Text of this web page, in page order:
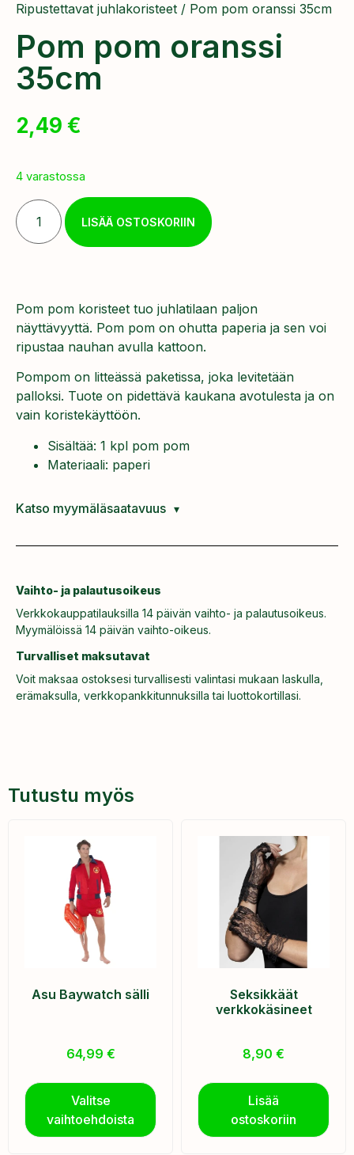
Ripustettavat juhlakoristeet / Pom pom oranssi 35cm
Pom pom oranssi
35cm
2,49 €
4 varastossa
LISÄÄ OSTOSKORIIN
Pom pom koristeet tuo juhlatilaan paljon
näyttävyyttä. Pom pom on ohutta paperia ja sen voi
ripustaa nauhan avulla kattoon.
Pompom on litteässä paketissa, joka levitetään
palloksi. Tuote on pidettävä kaukana avotulesta ja on
vain koristekäyttöön.
Sisältää: 1 kpl pom pom
Materiaali: paperi
Katso myymäläsaatavuus
Vaihto- ja palautusoikeus
Verkkokauppatilauksilla 14 päivän vaihto- ja palautusoikeus.
Myymälöissä 14 päivän vaihto-oikeus.
Turvalliset maksutavat
Voit maksaa ostoksesi turvallisesti valintasi mukaan laskulla,
erämaksulla, verkkopankkitunnuksilla tai luottokortillasi.
Tutustu myös
Asu Baywatch sälli
64,99 €
Valitse
vaihtoehdoista
Seksikkäät
verkkokäsineet
8,90 €
Lisää
ostoskoriin